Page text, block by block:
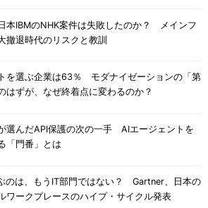
本IBMのNHK案件は失敗したのか？ メインフ
撤退時代のリスクと教訓
を選ぶ企業は63％ モダナイゼーションの「第
はずが、なぜ終着点に変わるのか？
選んだAPI保護の次の一手 AIエージェントを
「門番」とは
のは、もうIT部門ではない？ Gartner、日本の
ワークプレースのハイプ・サイクル発表